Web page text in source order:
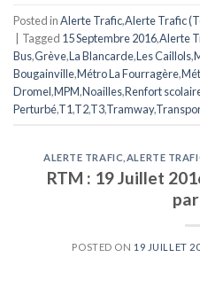
Posted inAlerte Trafic,Alerte Trafic
Tagged 15 Septembre 2016,Alerte
Bus,Grève,La Blancarde,Les Caillols,
Bougainville,Métro La Fourragère,
Dromel,MPM,Noailles,Renfort
Perturbé,T1,T2,T3,Tramway,
ALERTE TRAFIC ALERTE
RTM : 19 Juillet
POSTED ON 19 JUILLET